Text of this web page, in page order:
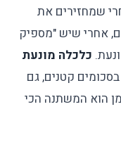
שמחזירים את
אחרי שיש "מספיק
כלכלה מונעת
קטנים, גם
הוא המשתנה הכי